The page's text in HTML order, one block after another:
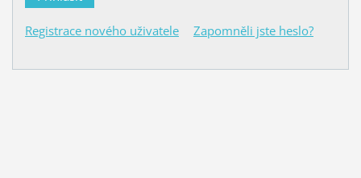
Registrace nového uživatele Zapomněli jste heslo?